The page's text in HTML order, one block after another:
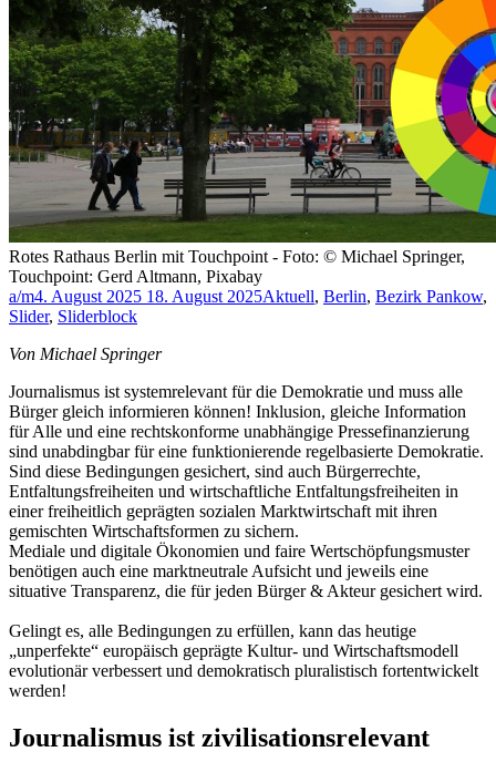
Rotes Rathaus Berlin mit Touchpoint - Foto: © Michael Springer,
Touchpoint: Gerd Altmann, Pixabay
a/m4. August 2025 18. August 2025Aktuell, Berlin, Bezirk Pankow,
Slider, Sliderblock
Von Michael Springer
Journalismus ist systemrelevant für die Demokratie und muss alle
Bürger gleich informieren können! Inklusion, gleiche Information
für Alle und eine rechtskonforme unabhängige Pressefinanzierung
sind unabdingbar für eine funktionierende regelbasierte Demokratie.
Sind diese Bedingungen gesichert, sind auch Bürgerrechte,
Entfaltungsfreiheiten und wirtschaftliche Entfaltungsfreiheiten in
einer freiheitlich geprägten sozialen Marktwirtschaft mit ihren
gemischten Wirtschaftsformen zu sichern.
Mediale und digitale Ökonomien und faire Wertschöpfungsmuster
benötigen auch eine marktneutrale Aufsicht und jeweils eine
situative Transparenz, die für jeden Bürger & Akteur gesichert wird.
Gelingt es, alle Bedingungen zu erfüllen, kann das heutige
„unperfekte“ europäisch geprägte Kultur- und Wirtschaftsmodell
evolutionär verbessert und demokratisch pluralistisch fortentwickelt
werden!
Journalismus ist zivilisationsrelevant